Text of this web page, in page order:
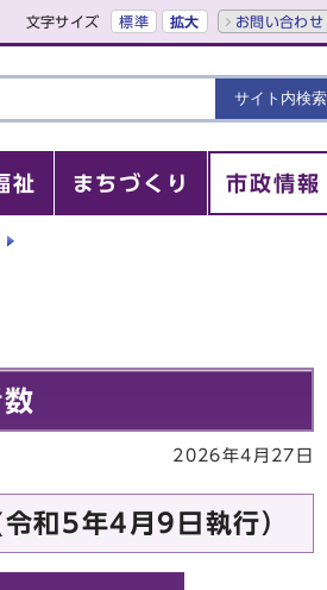
文字サイズ 標準 拡大 お問い合わせ
祉 まちづくり 市政情報
2026年4月27日
和5年4月9日執行）